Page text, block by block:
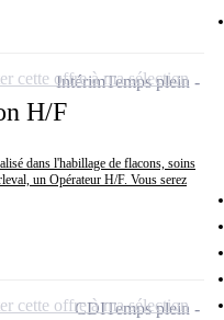
H/F
dans l'habillage de flacons, soins
un Opérateur H/F. Vous serez
IntérimTemps plein
cette offre à ma sélection
CDITemps plein
cette offre à ma sélection